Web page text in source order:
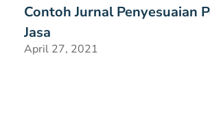
Contoh Jurnal Penyesuaian
Jasa
April 27, 2021